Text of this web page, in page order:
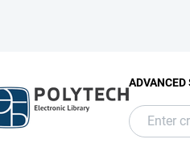
ADVANCED